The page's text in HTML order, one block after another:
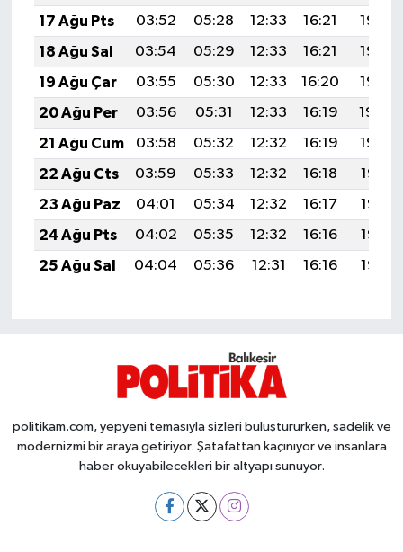
17 Ağu Pts
03:52 05:28 12:33 16:21
19:28
18 Ağu Sal
03:54 05:29 12:33 16:21
19:27
19 Ağu Çar
03:55 05:30 12:33 16:20
19:25
20 Ağu Per
03:56 05:31 12:33 16:19
19:24
21 Ağu Cum
03:58 05:32 12:32 16:19
19:22
22 Ağu Cts
03:59 05:33 12:32 16:18
19:21
23 Ağu Paz
04:01 05:34 12:32 16:17
19:19
24 Ağu Pts
04:02 05:35 12:32 16:16
19:18
25 Ağu Sal
04:04 05:36 12:31 16:16 19:16
politikam.com, yepyeni temasıyla sizleri buluştururken, sadelik ve
modernizmi bir araya getiriyor. Şatafattan kaçınıyor ve insanlara
haber okuyabilecekleri bir altyapı sunuyor.
Sındırgı
SPOR
SÜRMANŞET
Susurluk
TARİHTE BUGÜN
TEKNOLOJİ
VİZYONDAKİLER
YAŞAM